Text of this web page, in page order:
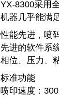
YX-8300采用
机器几乎能满
性能先进，喷
先进的软件系
相位、压力、
标准功能
喷印速度：